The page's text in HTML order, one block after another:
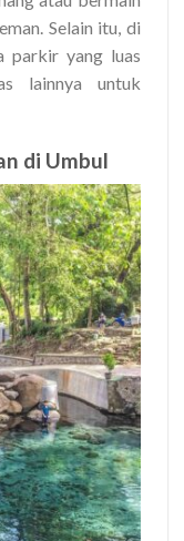
Selain itu, di
parkir yang luas
lainnya untuk
di Umbul